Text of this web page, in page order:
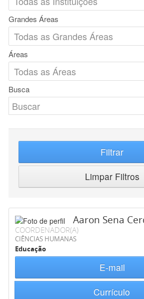
Grandes Áreas
Áreas
Busca
Filtrar
Limpar Filtros
Aaron Sena
COORDENADOR(A)
CIÊNCIAS HUMANAS
Educação
E-mail
Currículo